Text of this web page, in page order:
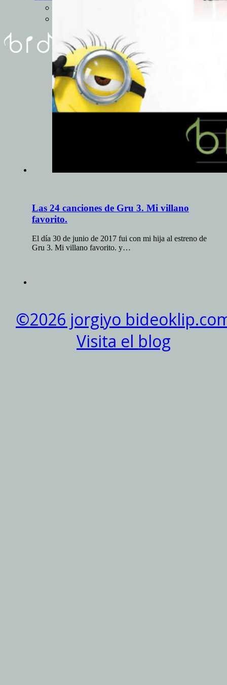
Las 24 canciones de Gru 3. Mi villano
favorito.
El día 30 de junio de 2017 fui con mi hija al estreno de
Gru 3. Mi villano favorito. y…
©2026 jorgiyo
Visita el blog